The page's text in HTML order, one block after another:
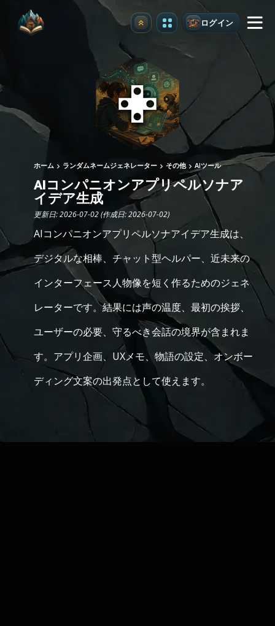
アップグレード ログイン
ホーム ランダムネームジェネレーター その他 AIツール
AIコンパニオンアプリペルソナア
イデア生成
更新日: 2026-07-02 (作成日: 2026-07-02)
AIコンパニオンアプリペルソナアイデア生成は、
デジタルな相棒、チャット型ヘルパー、近未来の
インターフェース人物像を短く作るためのジェネ
レーターです。結果には声の温度、最初の挨拶、
ユーザーの必要、守るべき会話の境界が含まれま
す。アプリ企画、UXメモ、物語の設定、オンボー
ディング文案の出発点として使えます。